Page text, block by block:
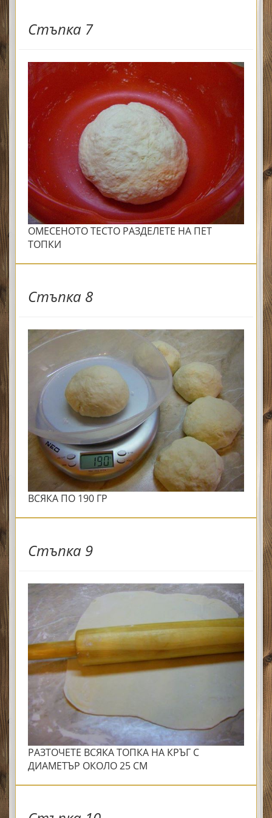
Стъпка 7
ОМЕСЕНОТО ТЕСТО РАЗДЕЛЕТЕ НА ПЕТ
ТОПКИ
Стъпка 8
ВСЯКА ПО 190 ГР
Стъпка 9
РАЗТОЧЕТЕ ВСЯКА ТОПКА НА КРЪГ С
ДИАМЕТЪР ОКОЛО 25 СМ